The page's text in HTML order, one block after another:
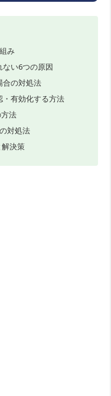
み
ない6つの原因
合の対処法
・有効化する方法
法
対処法
解決策